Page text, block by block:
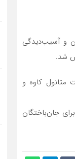
و آسیب‌دیدگی
شد.
متانول کاوه و
جان‌باختگان